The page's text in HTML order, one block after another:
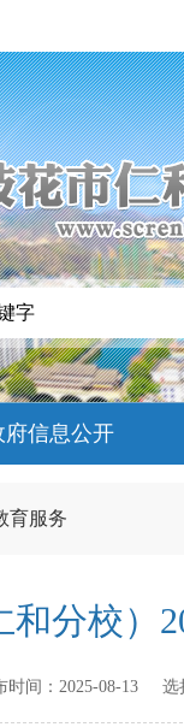
府信息公开
育服务
分校）
间： 2025-08-13选择